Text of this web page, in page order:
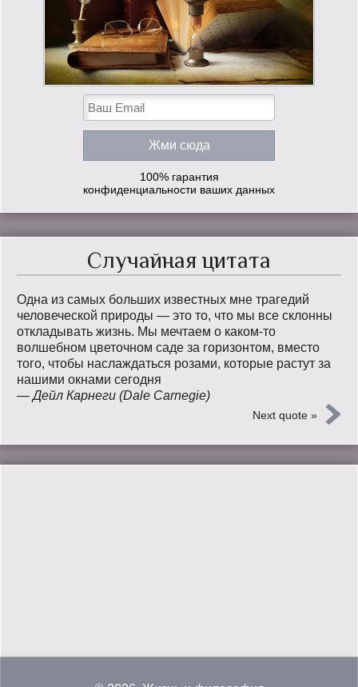
100% гарантия
конфиденциальности ваших данных
Случайная цитата
Одна из самых больших известных мне трагедий
человеческой природы — это то, что мы все склонны
откладывать жизнь. Мы мечтаем о каком-то
волшебном цветочном саде за горизонтом, вместо
того, чтобы наслаждаться розами, которые растут за
нашими окнами сегодня
—Дейл Карнеги (Dale Carnegie)
Next quote »